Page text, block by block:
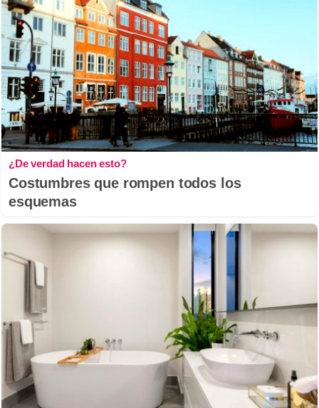
¿De verdad hacen esto?
Costumbres que rompen todos los
esquemas